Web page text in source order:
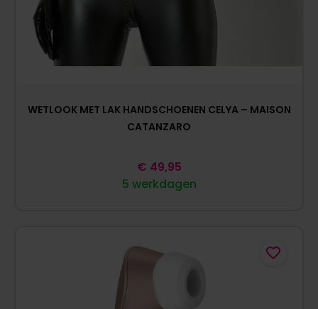
WETLOOK MET LAK HANDSCHOENEN CELYA – MAISON
CATANZARO
5 werkdagen
€ 49,95